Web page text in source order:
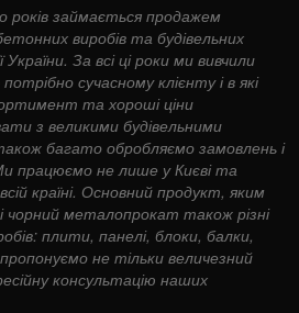
років займається продажем
виробів та будівельних
За всі ці роки ми вивчили
сучасному клієнту і в які
та хороші ціни
з великими будівельними
багато обробляємо замовлень і
працюємо не лише у Києві та
країні. Основний продукт, яким
чорний металопрокат також різні
плити, панелі, блоки, балки,
не тільки величезний
консультацію наших